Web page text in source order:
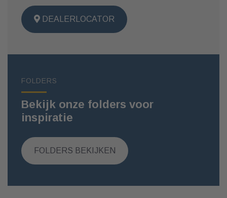
DEALERLOCATOR
FOLDERS
Bekijk onze folders voor
inspiratie
FOLDERS BEKIJKEN